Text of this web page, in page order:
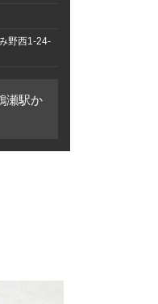
野西1-24-
瀬駅か